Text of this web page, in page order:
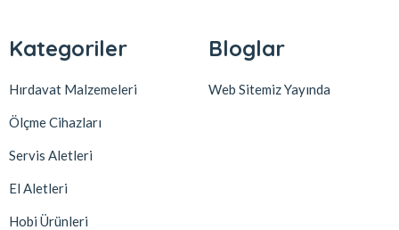
Kategoriler
Hırdavat Malzemeleri
Ölçme Cihazları
Servis Aletleri
El Aletleri
Hobi Ürünleri
Bloglar
Web Sitemiz Yayında